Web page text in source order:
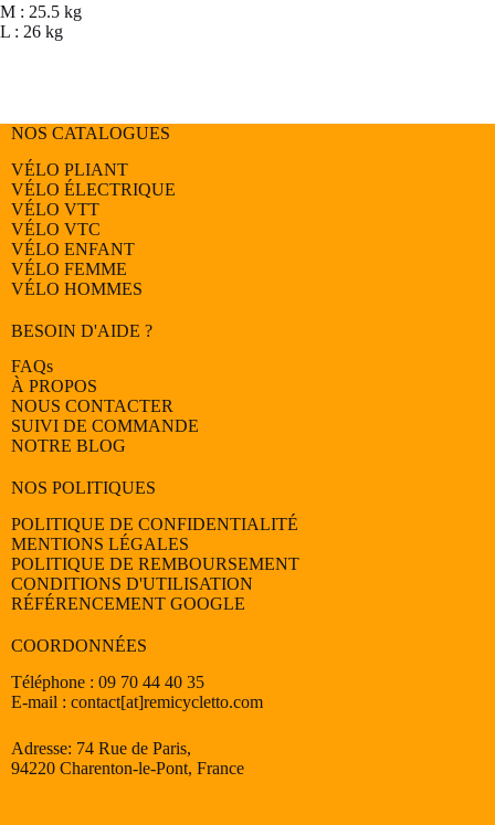
M : 25.5 kg
L : 26 kg
NOS CATALOGUES
VÉLO PLIANT
VÉLO ÉLECTRIQUE
VÉLO VTT
VÉLO VTC
VÉLO ENFANT
VÉLO FEMME
VÉLO HOMMES
BESOIN D'AIDE ?
FAQs
À PROPOS
NOUS CONTACTER
SUIVI DE COMMANDE
NOTRE BLOG
NOS POLITIQUES
POLITIQUE DE CONFIDENTIALITÉ
MENTIONS LÉGALES
POLITIQUE DE REMBOURSEMENT
CONDITIONS D'UTILISATION
RÉFÉRENCEMENT GOOGLE
COORDONNÉES
Téléphone : 09 70 44 40 35
E-mail : contact[at]remicycletto.com
Adresse: 74 Rue de Paris,
94220 Charenton-le-Pont, France